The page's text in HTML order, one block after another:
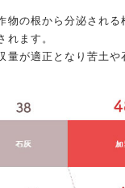
物の根から分泌される
ます。
量が適正となり苦土や